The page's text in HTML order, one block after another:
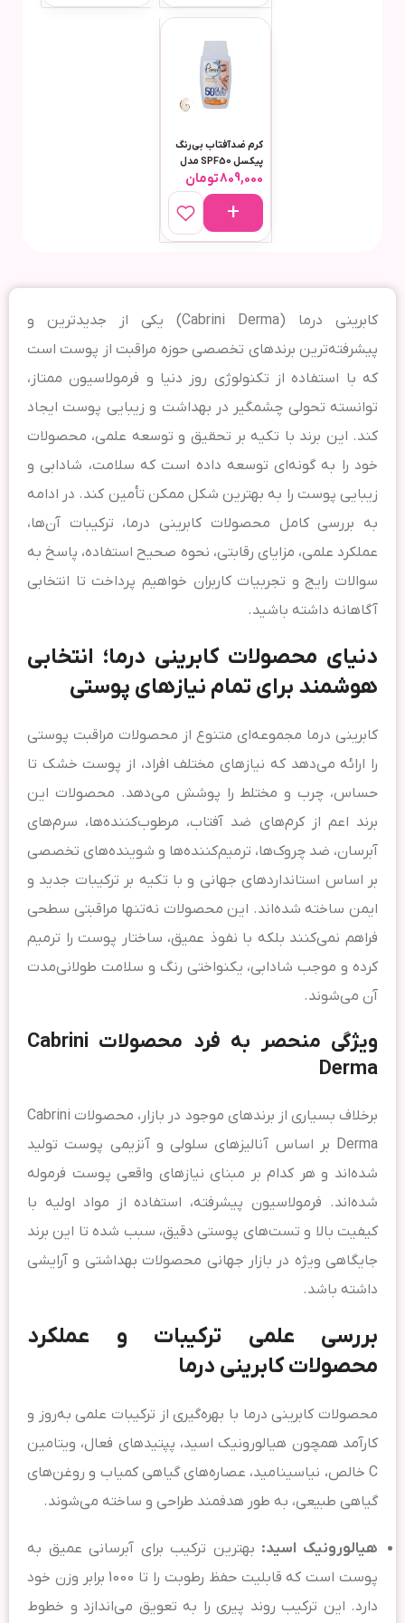
کرم ضدآفتاب بی‌رنگ
پیکسل SPF50 مدل
Sensitive، مناسب
پوست‌های خشک و
حساس، حجم 50
میلی‌لیتر
809,000تومان
کابرینی درما (Cabrini Derma) یکی از جدیدترین و
پیشرفته‌ترین برندهای تخصصی حوزه مراقبت از پوست است
که با استفاده از تکنولوژی روز دنیا و فرمولاسیون ممتاز،
توانسته تحولی چشمگیر در بهداشت و زیبایی پوست ایجاد
کند. این برند با تکیه بر تحقیق و توسعه علمی، محصولات
خود را به گونه‌ای توسعه داده است که سلامت، شادابی و
زیبایی پوست را به بهترین شکل ممکن تأمین کند. در ادامه
به بررسی کامل محصولات کابرینی درما، ترکیبات آن‌ها،
عملکرد علمی، مزایای رقابتی، نحوه صحیح استفاده، پاسخ به
سوالات رایج و تجربیات کاربران خواهیم پرداخت تا انتخابی
آگاهانه داشته باشید.
دنیای محصولات کابرینی درما؛ انتخابی
هوشمند برای تمام نیازهای پوستی
کابرینی درما مجموعه‌ای متنوع از محصولات مراقبت پوستی
را ارائه می‌دهد که نیازهای مختلف افراد، از پوست خشک تا
حساس، چرب و مختلط را پوشش می‌دهد. محصولات این
برند اعم از کرم‌های ضد آفتاب، مرطوب‌کننده‌ها، سرم‌های
آبرسان، ضد چروک‌ها، ترمیم‌کننده‌ها و شوینده‌های تخصصی
بر اساس استانداردهای جهانی و با تکیه بر ترکیبات جدید و
ایمن ساخته شده‌اند. این محصولات نه‌تنها مراقبتی سطحی
فراهم نمی‌کنند بلکه با نفوذ عمیق، ساختار پوست را ترمیم
کرده و موجب شادابی، یکنواختی رنگ و سلامت طولانی‌مدت
آن می‌شوند.
ویژگی منحصر به فرد محصولات Cabrini
Derma
برخلاف بسیاری از برندهای موجود در بازار، محصولات Cabrini
Derma بر اساس آنالیزهای سلولی و آنزیمی پوست تولید
شده‌اند و هر کدام بر مبنای نیازهای واقعی پوست فرموله
شده‌اند. فرمولاسیون پیشرفته، استفاده از مواد اولیه با
کیفیت بالا و تست‌های پوستی دقیق، سبب شده تا این برند
جایگاهی ویژه در بازار جهانی محصولات بهداشتی و آرایشی
داشته باشد.
بررسی علمی ترکیبات و عملکرد
محصولات کابرینی درما
محصولات کابرینی درما با بهره‌گیری از ترکیبات علمی به‌روز و
کارآمد همچون هیالورونیک اسید، پپتیدهای فعال، ویتامین
C خالص، نیاسینامید، عصاره‌های گیاهی کمیاب و روغن‌های
گیاهی طبیعی، به طور هدفمند طراحی و ساخته می‌شوند.
هیالورونیک اسید: بهترین ترکیب برای آبرسانی عمیق به
پوست است که قابلیت حفظ رطوبت را تا 1000 برابر وزن خود
دارد. این ترکیب روند پیری را به تعویق می‌اندازد و خطوط